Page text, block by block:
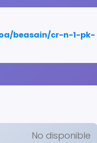
No disponible